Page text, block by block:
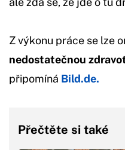
Z výkonu práce se lze
nedostatečnou
připomíná Bild.de.
Přečtěte si také